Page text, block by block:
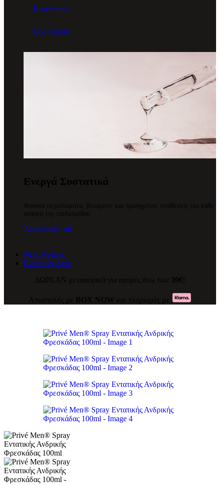
Resveratrol
Bee Venom
Ενεργά Συστατικά
Φυσικά εκχυλίσματα, βιταμίνες και προηγμένες συνθέσεις για κάθε
ανάγκη της επιδερμίδας.
Ανακάλυψέ τα!
Νέες Αφίξεις
Bundle & Save
ΔΩΡΕΑΝ μεταφορικά για αγορές άνω των 39€ !
Αποστολές με ΒΟΧ ΝΟW και πληρωμές με